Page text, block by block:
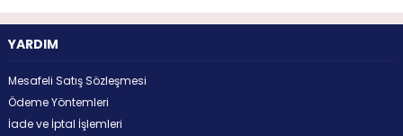
YARDIM
Mesafeli Satış Sözleşmesi
Ödeme Yöntemleri
İade ve İptal İşlemleri